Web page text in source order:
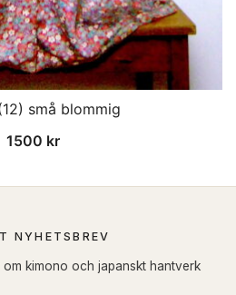
små blommig
1500 kr
NYHETSBREV
kimono och japanskt hantverk